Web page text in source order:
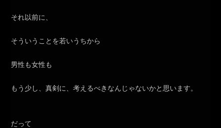
それ以前に、
そういうことを若いうちから
男性も女性も
もう少し、真剣に、考えるべきなんじゃないかと思います。
だって